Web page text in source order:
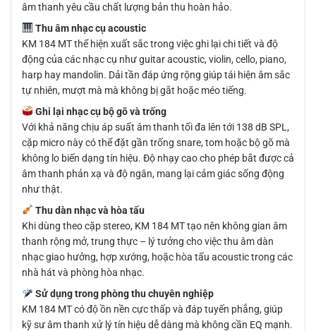
âm thanh yêu cầu chất lượng bản thu hoàn hảo.
Thu âm nhạc cụ acoustic
KM 184 MT thể hiện xuất sắc trong việc ghi lại chi tiết và độ
động của các nhạc cụ như guitar acoustic, violin, cello, piano,
harp hay mandolin. Dải tần đáp ứng rộng giúp tái hiện âm sắc
tự nhiên, mượt mà mà không bị gắt hoặc méo tiếng.
Ghi lại nhạc cụ bộ gõ và trống
Với khả năng chịu áp suất âm thanh tối đa lên tới 138 dB SPL,
cặp micro này có thể đặt gần trống snare, tom hoặc bộ gõ mà
không lo biến dạng tín hiệu. Độ nhạy cao cho phép bắt được cả
âm thanh phản xạ và độ ngân, mang lại cảm giác sống động
như thật.
Thu dàn nhạc và hòa tấu
Khi dùng theo cặp stereo, KM 184 MT tạo nên không gian âm
thanh rộng mở, trung thực – lý tưởng cho việc thu âm dàn
nhạc giao hưởng, hợp xướng, hoặc hòa tấu acoustic trong các
nhà hát và phòng hòa nhạc.
Sử dụng trong phòng thu chuyên nghiệp
KM 184 MT có độ ồn nền cực thấp và đáp tuyến phẳng, giúp
kỹ sư âm thanh xử lý tín hiệu dễ dàng mà không cần EQ mạnh.